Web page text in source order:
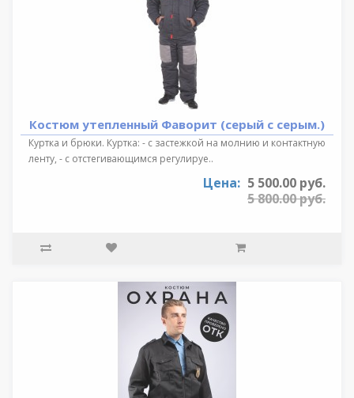
Костюм утепленный Фаворит (серый с серым.)
Куртка и брюки. Куртка: - с застежкой на молнию и контактную
ленту, - с отстегивающимся регулируе..
Цена: 5 500.00 руб.
5 800.00 руб.